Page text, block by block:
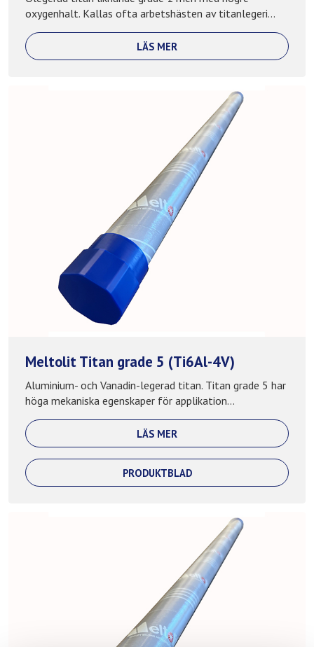
oxygenhalt. Kallas ofta arbetshästen av titanlegeri...
LÄS MER
Meltolit Titan grade 5 (Ti6Al-4V)
Aluminium- och Vanadin-legerad titan. Titan grade 5 har
höga mekaniska egenskaper för applikation...
LÄS MER
PRODUKTBLAD